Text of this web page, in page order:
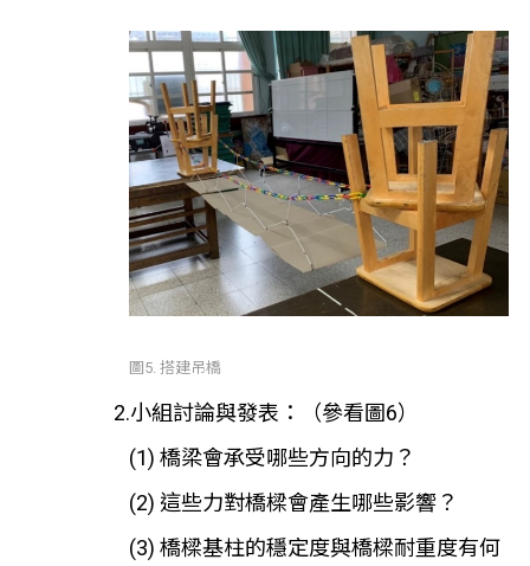
圖5. 搭建吊橋
2.小組討論與發表：（參看圖6）
(1) 橋梁會承受哪些方向的力？
(2) 這些力對橋樑會產生哪些影響？
(3) 橋樑基柱的穩定度與橋樑耐重度有何